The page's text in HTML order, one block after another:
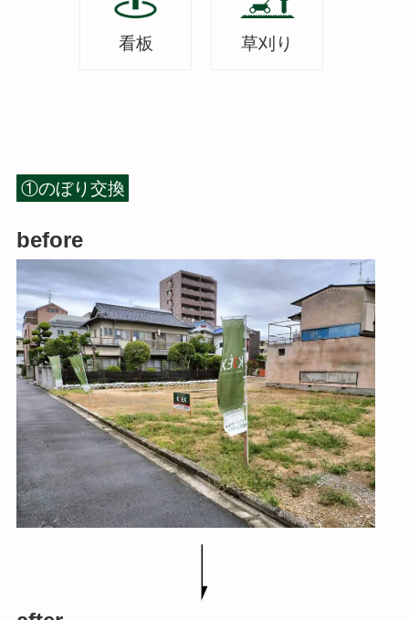
看板 草刈り
①のぼり交換
before